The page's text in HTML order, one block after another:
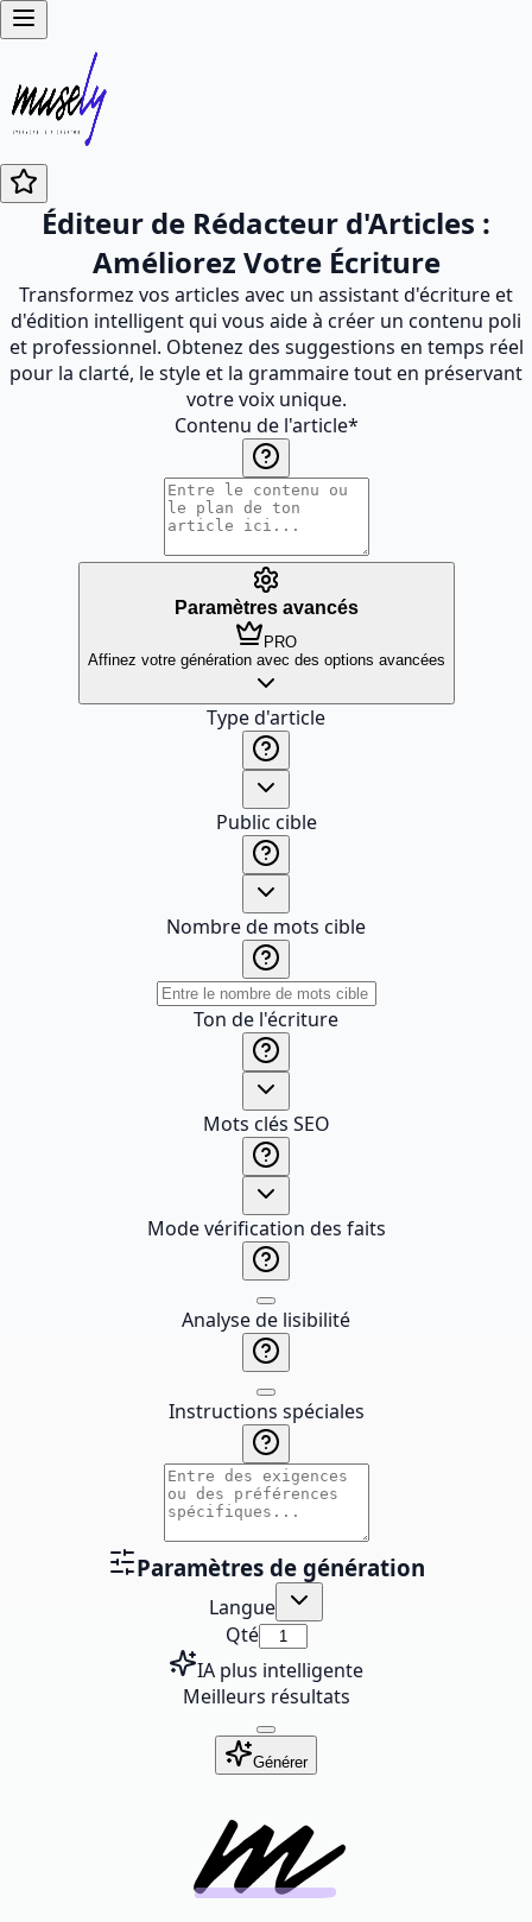
Éditeur de Rédacteur d'Articles :
Améliorez Votre Écriture
Transformez vos articles avec un assistant d'écriture et
d'édition intelligent qui vous aide à créer un contenu poli
et professionnel. Obtenez des suggestions en temps réel
pour la clarté, le style et la grammaire tout en préservant
votre voix unique.
Contenu de l'article*
Paramètres avancés
PRO
Affinez votre génération avec des options avancées
Type d'article
Public cible
Nombre de mots cible
Ton de l'écriture
Mots clés SEO
Mode vérification des faits
Analyse de lisibilité
Instructions spéciales
Paramètres de génération
Langue
Qté
IA plus intelligente
Meilleurs résultats
Générer